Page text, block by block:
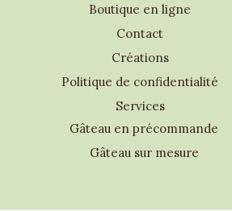
Boutique en ligne
Contact
Créations
Politique de confidentialité
Services
Gâteau en précommande
Gâteau sur mesure